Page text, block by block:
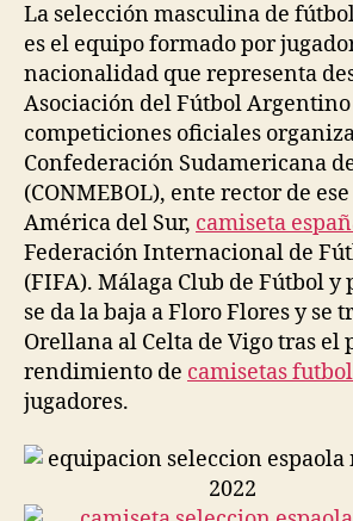
La selección masculina de
es el equipo formado por
nacionalidad que representa
Asociación del Fútbol Argentino
competiciones oficiales
Confederación Sudamericana
(CONMEBOL), ente rector de
América del Sur, camiseta
Federación Internacional de
(FIFA). Málaga Club de Fútbol y
se da la baja a Floro Flores y se
Orellana al Celta de Vigo tras el
rendimiento de camisetas
jugadores.